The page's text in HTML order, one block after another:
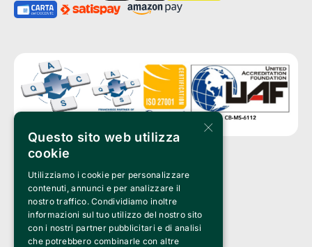
Clappit è un marchio di proprietà di:
Bemils Srl
a Socio Unico
Via Fosse Ardeatine, 4 -20092 Cinisello Balsamo (MI)
PI 05589050961
Iscr. C.C.I.A.A. Milano R.E.A. 1833471
© 2010-2025 Bemils Srl - Tutti i diritti riservati
×
Questo sito web utilizza
cookie
Utilizziamo i cookie per personalizzare
contenuti, annunci e per analizzare il
nostro traffico. Condividiamo inoltre
informazioni sul tuo utilizzo del nostro sito
con i nostri partner pubblicitari e di analisi
che potrebbero combinarle con altre